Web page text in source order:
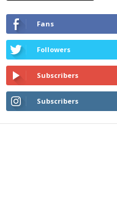
Fans
Followers
Subscribers
Subscribers